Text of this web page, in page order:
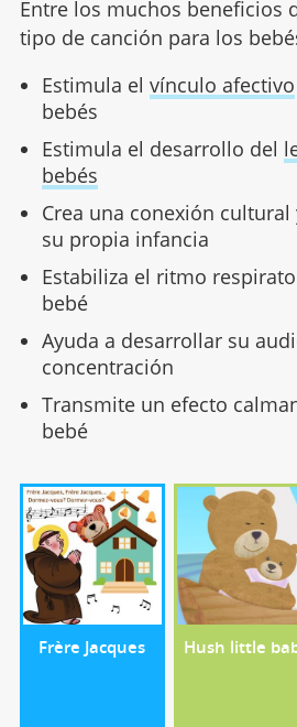
Entre los muchos beneficios
tipo de canción para los
Estimula el vínculo afectivo
bebés
Estimula el desarrollo del
bebés
Crea una conexión
su propia infancia
Estabiliza el ritmo
bebé
Ayuda a desarrollar su
concentración
Transmite un efecto
bebé
Frère Jacques Hush little